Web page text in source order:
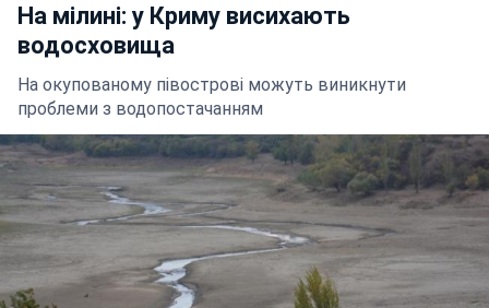
На мілині: у Криму висихають
водосховища
На окупованому півострові можуть виникнути
проблеми з водопостачанням